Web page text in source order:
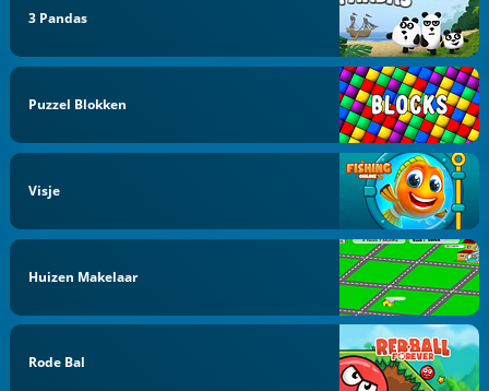
3 Pandas
Puzzel Blokken
Visje
Huizen Makelaar
Rode Bal